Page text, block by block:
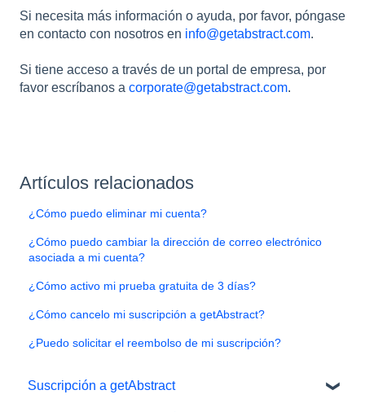
Si necesita más información o ayuda, por favor, póngase
en contacto con nosotros en info@getabstract.com.
Si tiene acceso a través de un portal de empresa, por
favor escríbanos a corporate@getabstract.com.
Artículos relacionados
¿Cómo puedo eliminar mi cuenta?
¿Cómo puedo cambiar la dirección de correo electrónico
asociada a mi cuenta?
¿Cómo activo mi prueba gratuita de 3 días?
¿Cómo cancelo mi suscripción a getAbstract?
¿Puedo solicitar el reembolso de mi suscripción?
Suscripción a getAbstract